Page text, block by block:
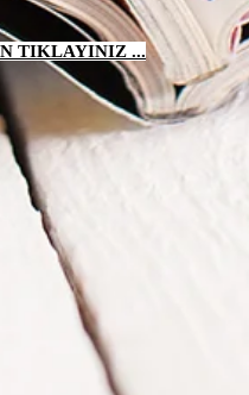
TIKLAYINIZ ...